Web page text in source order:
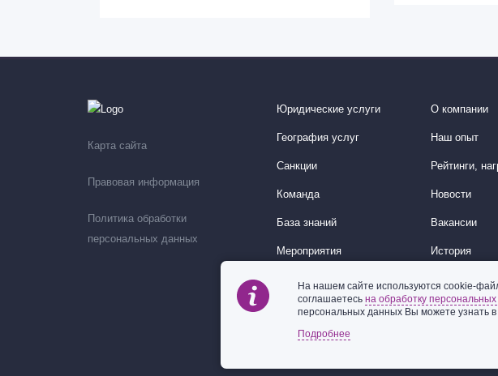
Карта сайта
Правовая информация
Политика обработки
персональных данных
Юридические услуги
География услуг
Санкции
Команда
База знаний
Мероприятия
О компании
Наш опыт
Рейтинги,
Новости
Вакансии
История
На нашем сайте используются cookie-
соглашаетесь на обработку
персональных данных Вы можете узнать в
Подробнее